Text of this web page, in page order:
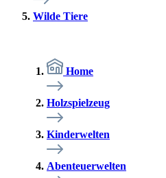
Wilde Tiere
Home
Holzspielzeug
Kinderwelten
Abenteuerwelten